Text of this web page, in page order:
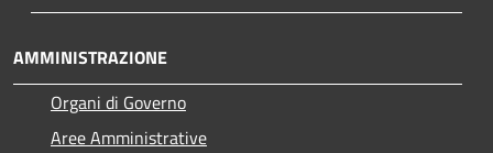
AMMINISTRAZIONE
Organi di Governo
Aree Amministrative